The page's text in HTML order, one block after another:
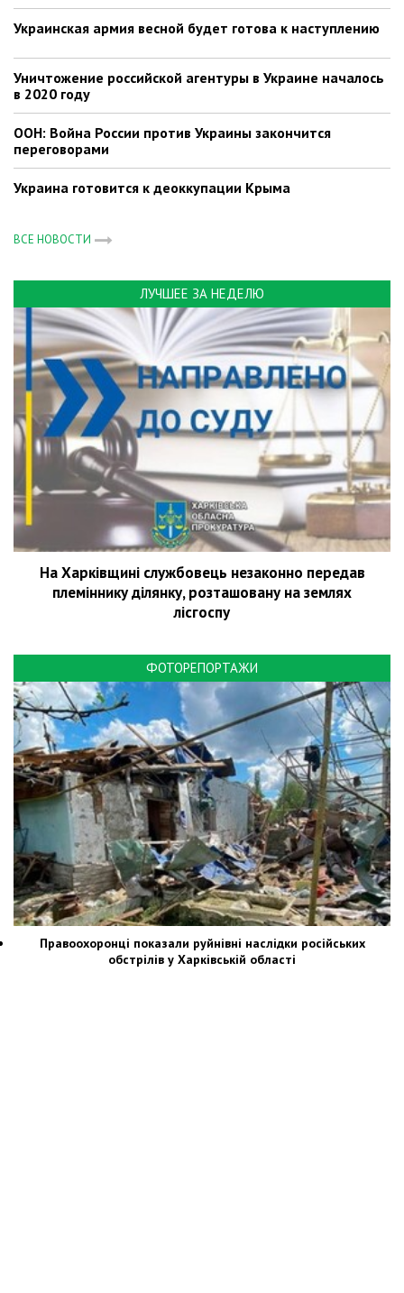
Украинская армия весной будет готова к наступлению
Уничтожение российской агентуры в Украине началось
в 2020 году
ООН: Война России против Украины закончится
переговорами
Украина готовится к деоккупации Крыма
ВСЕ НОВОСТИ
ЛУЧШЕЕ ЗА НЕДЕЛЮ
На Харківщині службовець незаконно передав
племіннику ділянку, розташовану на землях
лісгоспу
ФОТОРЕПОРТАЖИ
Правоохоронці показали руйнівні наслідки російських
обстрілів у Харківській області